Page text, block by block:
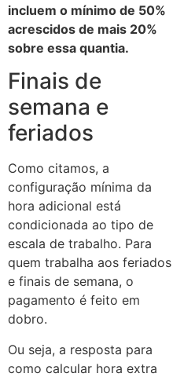
incluem o mínimo de 50%
acrescidos de mais 20%
sobre essa quantia.
Finais de
semana e
feriados
Como citamos, a
configuração mínima da
hora adicional está
condicionada ao tipo de
escala de trabalho. Para
quem trabalha aos feriados
e finais de semana, o
pagamento é feito em
dobro.
Ou seja, a resposta para
como calcular hora extra